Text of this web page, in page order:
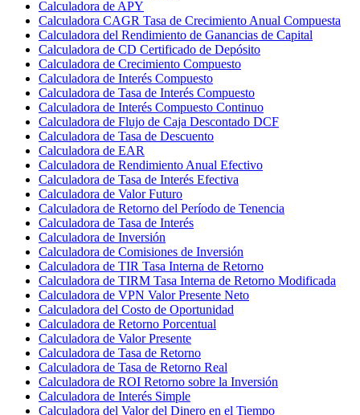
Calculadora de APY
Calculadora CAGR Tasa de Crecimiento Anual Compuesta
Calculadora del Rendimiento de Ganancias de Capital
Calculadora de CD Certificado de Depósito
Calculadora de Crecimiento Compuesto
Calculadora de Interés Compuesto
Calculadora de Tasa de Interés Compuesto
Calculadora de Interés Compuesto Continuo
Calculadora de Flujo de Caja Descontado DCF
Calculadora de Tasa de Descuento
Calculadora de EAR
Calculadora de Rendimiento Anual Efectivo
Calculadora de Tasa de Interés Efectiva
Calculadora de Valor Futuro
Calculadora de Retorno del Período de Tenencia
Calculadora de Tasa de Interés
Calculadora de Inversión
Calculadora de Comisiones de Inversión
Calculadora de TIR Tasa Interna de Retorno
Calculadora de TIRM Tasa Interna de Retorno Modificada
Calculadora de VPN Valor Presente Neto
Calculadora del Costo de Oportunidad
Calculadora de Retorno Porcentual
Calculadora de Valor Presente
Calculadora de Tasa de Retorno
Calculadora de Tasa de Retorno Real
Calculadora de ROI Retorno sobre la Inversión
Calculadora de Interés Simple
Calculadora del Valor del Dinero en el Tiempo